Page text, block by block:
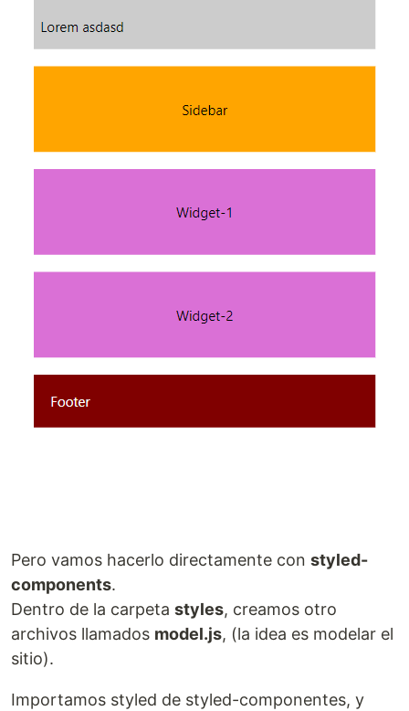
Pero vamos hacerlo directamente con styled-
components.
Dentro de la carpeta styles, creamos otro
archivos llamados model.js, (la idea es modelar el
sitio).
Importamos styled de styled-componentes, y